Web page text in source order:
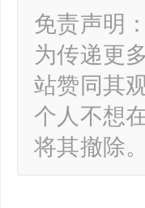
免责声明
为传递更
站赞同其
个人不想
将其撤除。